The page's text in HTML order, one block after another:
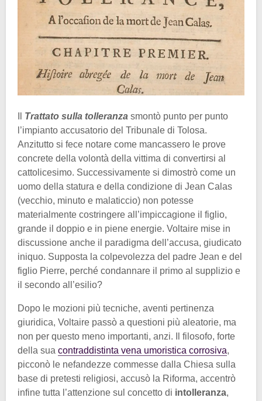
Trattato sulla tolleranza smontò punto per punto
l’impianto accusatorio del Tribunale di Tolosa.
Anzitutto si fece notare come mancassero le prove
concrete della volontà della vittima di convertirsi al
cattolicesimo. Successivamente si dimostrò come un
uomo della statura e della condizione di Jean Calas
(vecchio, minuto e malaticcio) non potesse
materialmente costringere all’impiccagione il figlio,
grande il doppio e in piene energie. Voltaire mise in
discussione anche il paradigma dell’accusa, giudicato
iniquo. Supposta la colpevolezza del padre Jean e del
figlio Pierre, perché condannare il primo al supplizio e
il secondo all’esilio?
Dopo le mozioni più tecniche, aventi pertinenza
giuridica, Voltaire passò a questioni più aleatorie, ma
non per questo meno importanti, anzi. Il filosofo, forte
della sua contraddistinta vena umoristica corrosiva,
picconò le nefandezze commesse dalla Chiesa sulla
base di pretesti religiosi, accusò la Riforma, accentrò
infine tutta l’attenzione sul concetto di intolleranza,